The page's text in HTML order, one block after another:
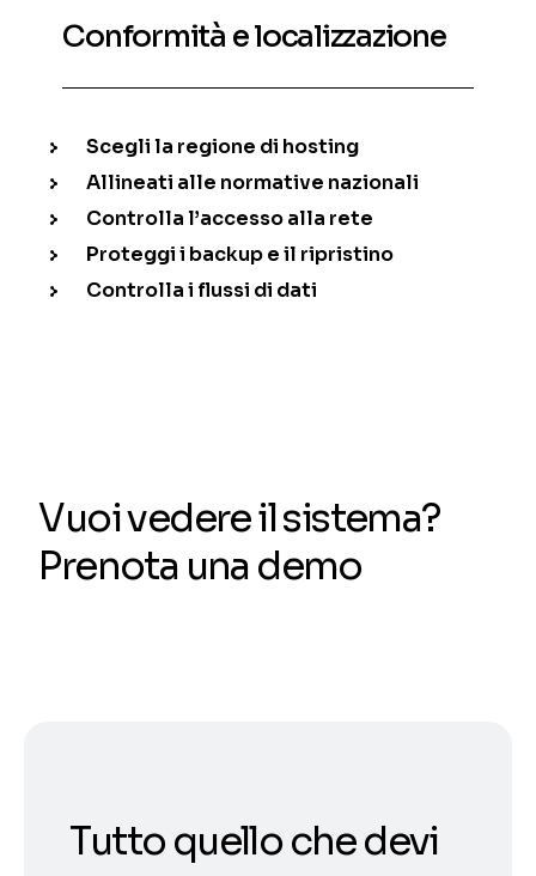
Conformità e localizzazione
Scegli la regione di hosting
Allineati alle normative nazionali
Controlla l’accesso alla rete
Proteggi i backup e il ripristino
Controlla i flussi di dati
Vuoi vedere il sistema?
Prenota una demo
Tutto quello che devi